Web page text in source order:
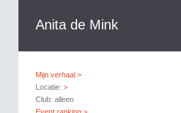
Anita de Mink
Mijn verhaal >
Locatie: >
Club: alleen